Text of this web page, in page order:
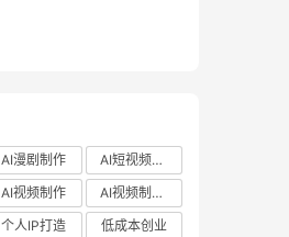
AI漫剧制作
AI短视频制作
AI视频制作
AI视频制作教程
个人IP打造
低成本创业